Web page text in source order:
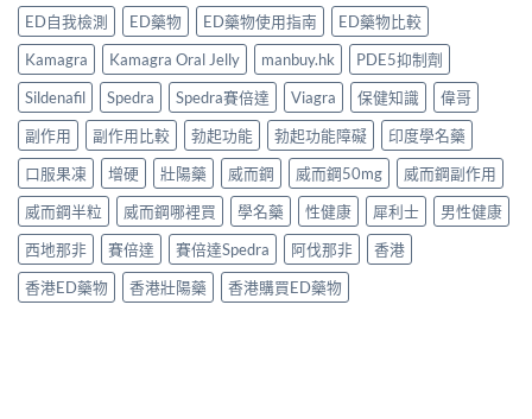
ED自我檢測
ED藥物 ED藥物使用指南
ED藥物比較
Kamagra
Kamagra Oral Jelly manbuy.hk
PDE5抑制劑
Sildenafil
Spedra Spedra賽倍達 Viagra 保健知識
偉哥
副作用
副作用比較 勃起功能 勃起功能障礙
印度學名藥
口服果凍
增硬 壯陽藥 威而鋼 威而鋼50mg
威而鋼副作用
威而鋼半粒
威而鋼哪裡買 學名藥 性健康 犀利士
男性健康
西地那非
賽倍達 賽倍達Spedra 阿伐那非
香港
香港ED藥物
香港壯陽藥 香港購買ED藥物